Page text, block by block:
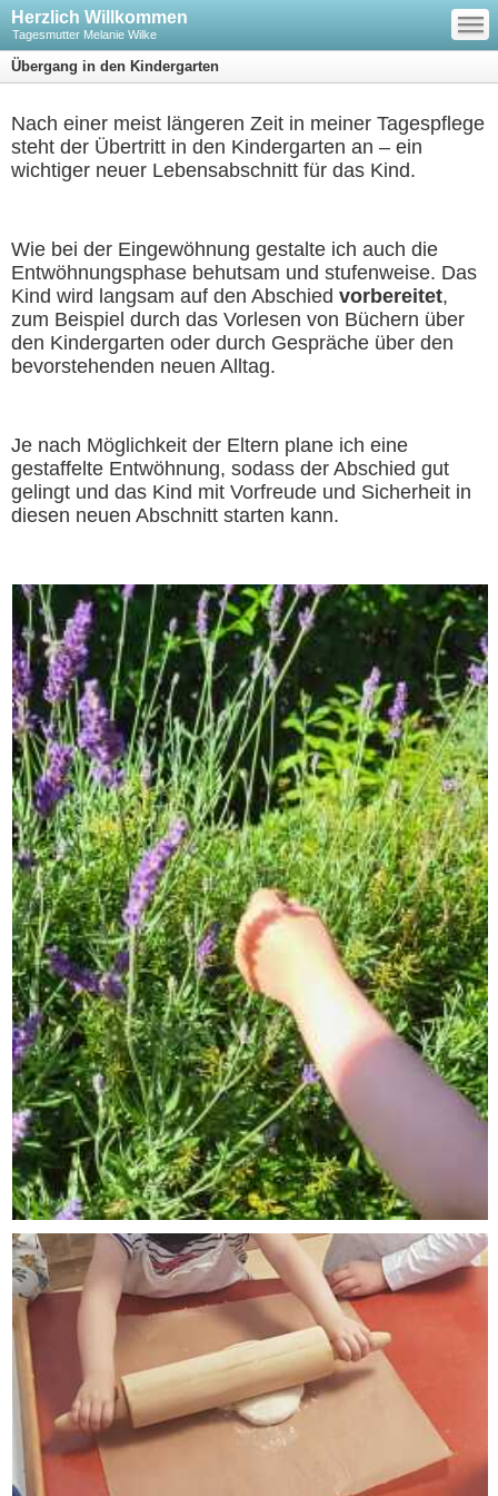
Herzlich Willkommen
Tagesmutter Melanie Wilke
—
—
—
Übergang in den Kindergarten
Nach einer meist längeren Zeit in meiner Tagespflege
steht der Übertritt in den Kindergarten an – ein
wichtiger neuer Lebensabschnitt für das Kind.
Wie bei der Eingewöhnung gestalte ich auch die
Entwöhnungsphase behutsam und stufenweise. Das
Kind wird langsam auf den Abschied vorbereitet,
zum Beispiel durch das Vorlesen von Büchern über
den Kindergarten oder durch Gespräche über den
bevorstehenden neuen Alltag.
Je nach Möglichkeit der Eltern plane ich eine
gestaffelte Entwöhnung, sodass der Abschied gut
gelingt und das Kind mit Vorfreude und Sicherheit in
diesen neuen Abschnitt starten kann.